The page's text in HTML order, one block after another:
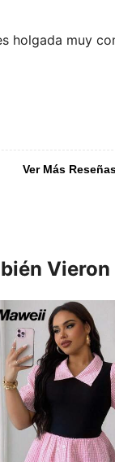
holgada muy
Ver Más
Vieron